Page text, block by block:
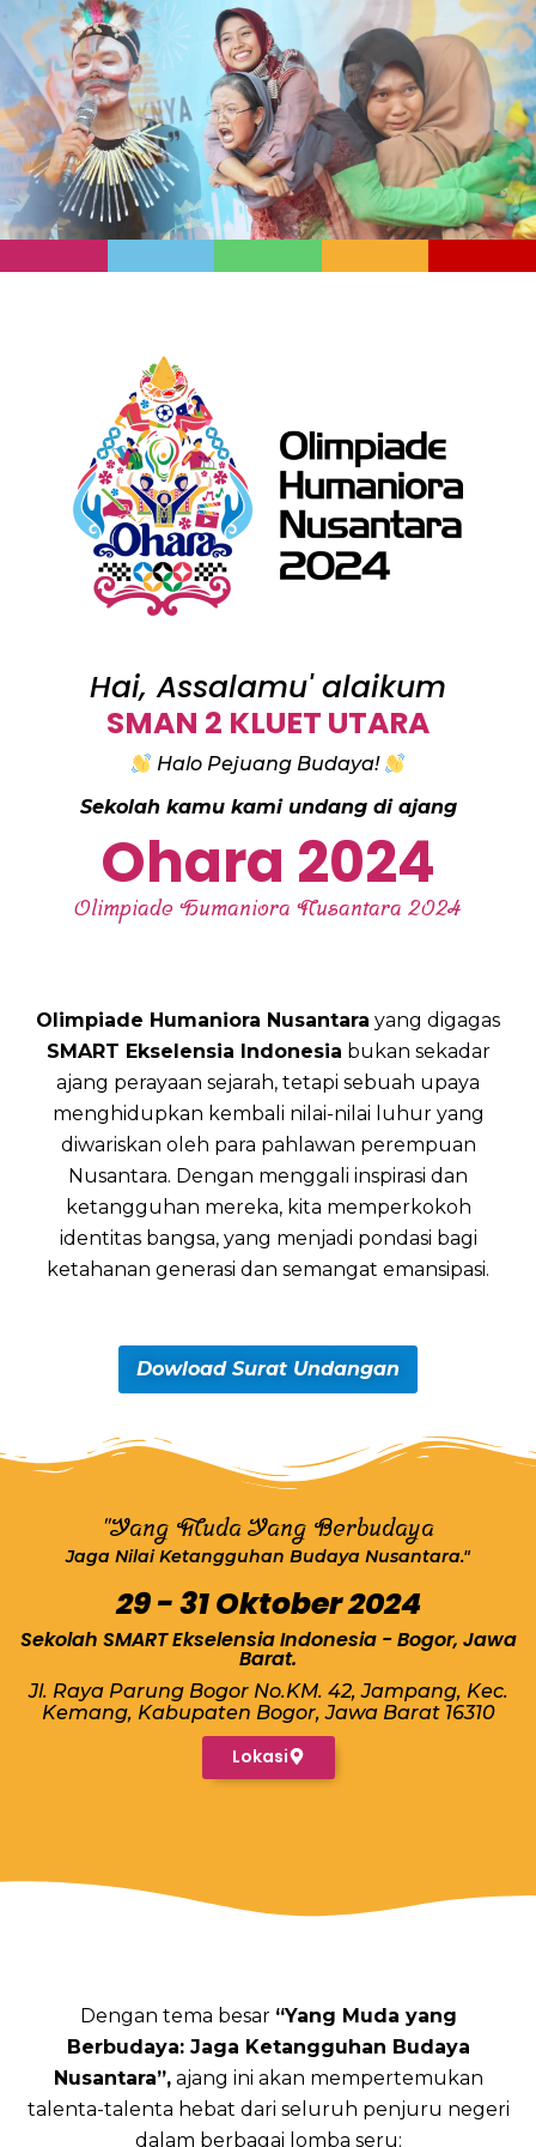
Hai, Assalamu' alaikum
SMAN 2 KLUET UTARA
Halo Pejuang Budaya!
Sekolah kamu kami undang di ajang
Ohara 2024
Olimpiade Humaniora Nusantara 2024
Olimpiade Humaniora Nusantara yang digagas
SMART Ekselensia Indonesia bukan sekadar
ajang perayaan sejarah, tetapi sebuah upaya
menghidupkan kembali nilai-nilai luhur yang
diwariskan oleh para pahlawan perempuan
Nusantara. Dengan menggali inspirasi dan
ketangguhan mereka, kita memperkokoh
identitas bangsa, yang menjadi pondasi bagi
ketahanan generasi dan semangat emansipasi.
Dowload Surat Undangan
"Yang Muda Yang Berbudaya
Jaga Nilai Ketangguhan Budaya Nusantara."
29 - 31 Oktober 2024
Sekolah SMART Ekselensia Indonesia - Bogor, Jawa
Barat.
Jl. Raya Parung Bogor No.KM. 42, Jampang, Kec.
Kemang, Kabupaten Bogor, Jawa Barat 16310
Lokasi
Dengan tema besar “Yang Muda yang
Berbudaya: Jaga Ketangguhan Budaya
Nusantara”,ajang ini akan mempertemukan
talenta-talenta hebat dari seluruh penjuru negeri
dalam berbagai lomba seru: